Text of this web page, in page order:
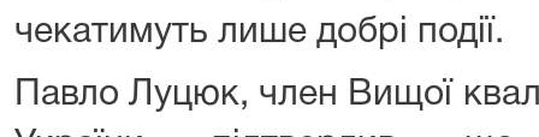
чекатимуть лише добрі події.
Павло Луцюк, член Вищої